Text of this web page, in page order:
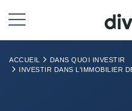
ACCUEIL
DANS QUOI INVESTIR
INVESTIR DANS L'IMMOBILIER